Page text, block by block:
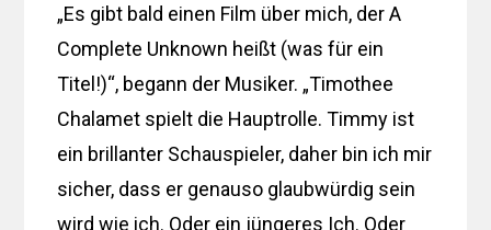
„Es gibt bald einen Film über mich, der A
Complete Unknown heißt (was für ein
Titel!)“, begann der Musiker. „Timothee
Chalamet spielt die Hauptrolle. Timmy ist
ein brillanter Schauspieler, daher bin ich mir
sicher, dass er genauso glaubwürdig sein
wird wie ich. Oder ein jüngeres Ich. Oder